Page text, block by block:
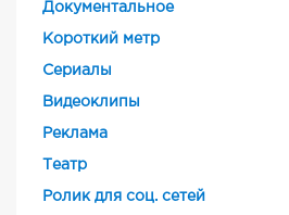
Документальное
Короткий метр
Cериалы
Видеоклипы
Реклама
Театр
Ролик для соц. сетей